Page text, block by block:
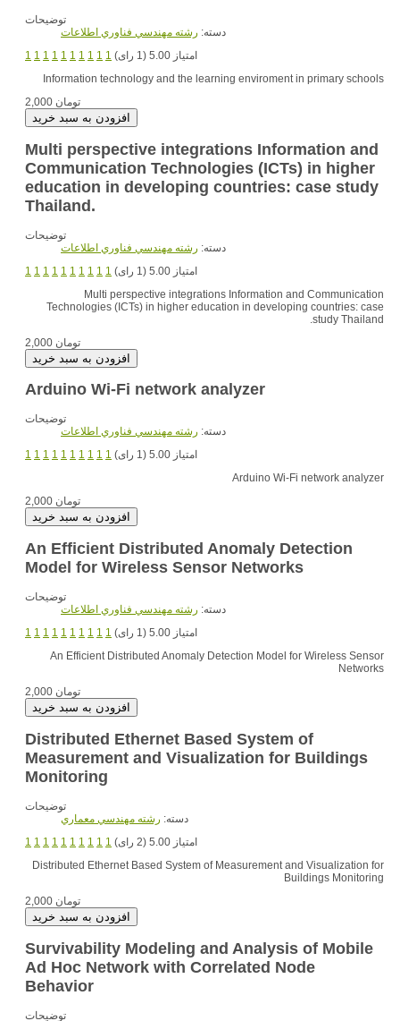
توضیحات
دسته: رشته مهندسي فناوري اطلاعات
1 1 1 1 1 1 1 1 1 1
امتیاز 5.00 (1 رای)
Information technology and the learning enviroment in primary schools
2,000 تومان
Multi perspective integrations Information and
Communication Technologies (ICTs) in higher
education in developing countries: case study
Thailand.
توضیحات
دسته: رشته مهندسي فناوري اطلاعات
1 1 1 1 1 1 1 1 1 1
امتیاز 5.00 (1 رای)
Multi perspective integrations Information and Communication
Technologies (ICTs) in higher education in developing countries: case
study Thailand.
2,000 تومان
Arduino Wi-Fi network analyzer
توضیحات
دسته: رشته مهندسي فناوري اطلاعات
1 1 1 1 1 1 1 1 1 1
امتیاز 5.00 (1 رای)
Arduino Wi-Fi network analyzer
2,000 تومان
An Efficient Distributed Anomaly Detection
Model for Wireless Sensor Networks
توضیحات
دسته: رشته مهندسي فناوري اطلاعات
1 1 1 1 1 1 1 1 1 1
امتیاز 5.00 (1 رای)
An Efficient Distributed Anomaly Detection Model for Wireless Sensor
Networks
2,000 تومان
Distributed Ethernet Based System of
Measurement and Visualization for Buildings
Monitoring
توضیحات
دسته: رشته مهندسي معماري
1 1 1 1 1 1 1 1 1 1
امتیاز 5.00 (2 رای)
Distributed Ethernet Based System of Measurement and Visualization for
Buildings Monitoring
2,000 تومان
Survivability Modeling and Analysis of Mobile
Ad Hoc Network with Correlated Node
Behavior
توضیحات